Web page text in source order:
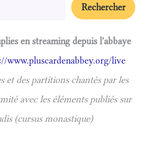
Rechercher
en streaming depuis l'abbaye
www.pluscardenabbey.org/live
et des partitions chantés par les
avec les éléments publiés sur
(cursus monastique)